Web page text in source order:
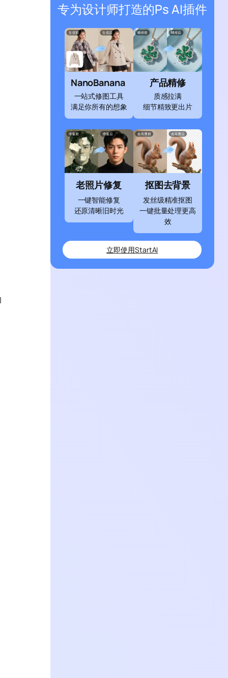
专为设计师打造的Ps AI插件
NanoBanana
一站式修图工具
满足你所有的想象
产品精修
质感拉满
细节精致更出片
老照片修复
一键智能修复
还原清晰旧时光
抠图去背景
发丝级精准抠图
一键批量处理更高
效
立即使用StartAI